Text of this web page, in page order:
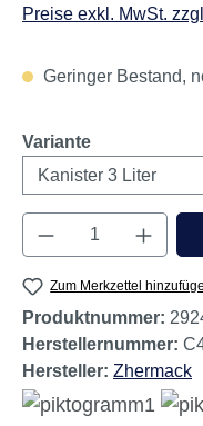
Preise exkl. MwSt.
Geringer Bestand,
Varianteauswählen
Produkt
Zum Merkzettel
Produktnummer:
Herstellernummer:
Hersteller: Zhermack